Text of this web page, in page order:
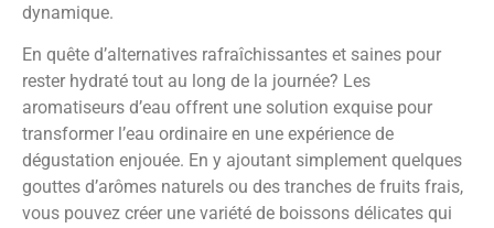
dynamique.
En quête d’alternatives rafraîchissantes et saines pour
rester hydraté tout au long de la journée? Les
aromatiseurs d’eau offrent une solution exquise pour
transformer l’eau ordinaire en une expérience de
dégustation enjouée. En y ajoutant simplement quelques
gouttes d’arômes naturels ou des tranches de fruits frais,
vous pouvez créer une variété de boissons délicates qui